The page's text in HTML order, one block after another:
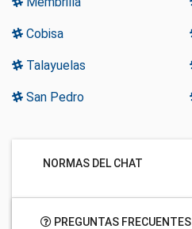
Cobisa
Talayuelas
San Pedro
NORMAS DEL CHAT
PREGUNTAS FRECUENTES